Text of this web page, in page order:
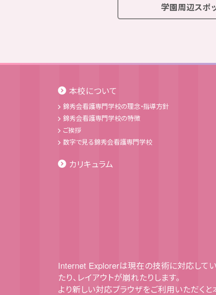
学園周辺スポ
本校について
錦秀会看護専門学校の理念・指導方針
錦秀会看護専門学校の特徴
ご挨拶
数字で見る錦秀会看護専門学校
カリキュラム
Internet Explorerは現在の技術に対応して
たり、レイアウトが崩れたりします。
より新しい対応ブラウザをご利用いただく